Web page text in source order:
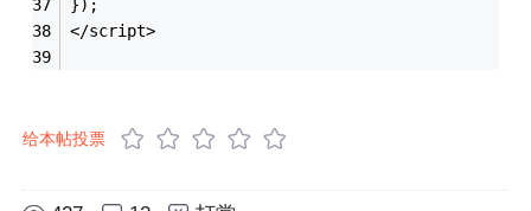
});
</script>
给本帖投票